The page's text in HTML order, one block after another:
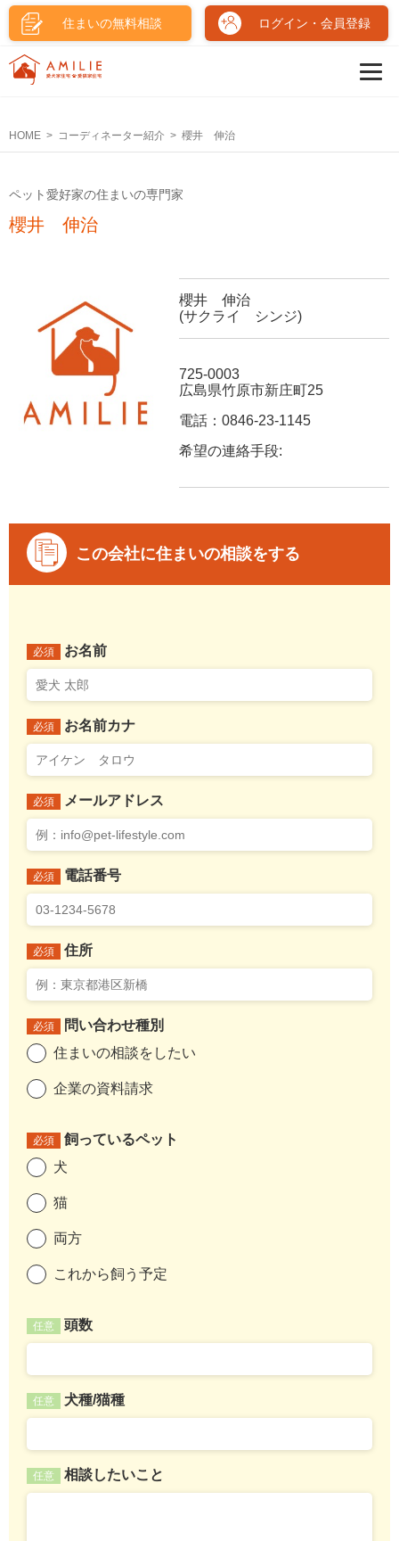
住まいの無料相談 ログイン・会員登録
HOME コーディネーター紹介 櫻井 伸治
ペット愛好家の住まいの専門家
櫻井 伸治
櫻井 伸治
(サクライ シンジ)
725-0003
広島県竹原市新庄町25
電話：0846-23-1145
希望の連絡手段:
この会社に住まいの相談をする
必須 お名前
必須 お名前カナ
必須 メールアドレス
必須 電話番号
必須 住所
必須
問い合わせ種別
住まいの相談をしたい
企業の資料請求
必須
飼っているペット
犬
猫
両方
これから飼う予定
任意 頭数
任意 犬種/猫種
任意 相談したいこと